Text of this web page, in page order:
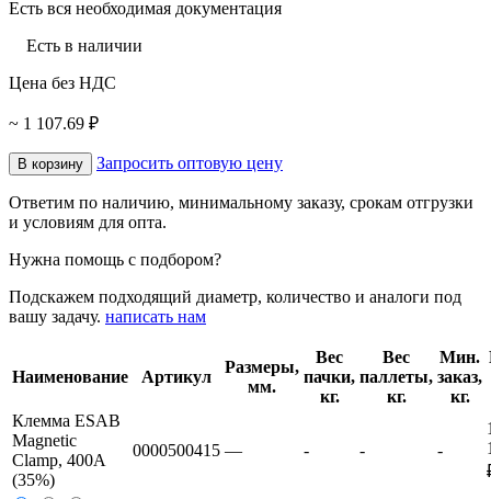
Есть вся необходимая документация
Есть в наличии
Цена без НДС
~ 1 107.69 ₽
В корзину Запросить оптовую цену
Ответим по наличию, минимальному заказу, срокам отгрузки
и условиям для опта.
Нужна помощь с подбором?
Подскажем подходящий диаметр, количество и аналоги под
вашу задачу. написать нам
Наименование Артикул
Размеры,
мм.
Вес
пачки,
кг.
Вес
паллеты,
кг.
Мин.
заказ,
кг.
Клемма ESAB
Magnetic
Clamp, 400A
(35%)
0000500415 — - - -